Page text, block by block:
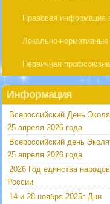
Правовая информация
Локально-
Первичная
Информация
Всероссийский День
25 апреля 2026 года
Всероссийский день
25 апреля 2026 года
2026 Год единства народов
России
14 и 28 ноября 2025г Дни